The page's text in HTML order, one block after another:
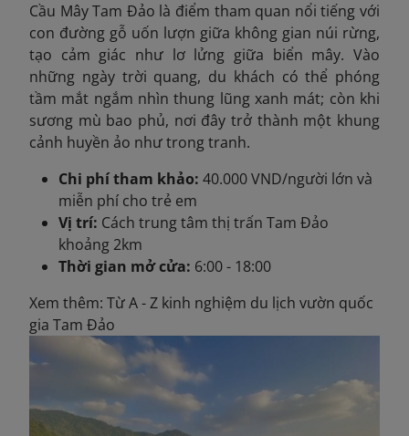
Cầu Mây Tam Đảo là điểm tham quan nổi tiếng với
con đường gỗ uốn lượn giữa không gian núi rừng,
tạo cảm giác như lơ lửng giữa biển mây. Vào
những ngày trời quang, du khách có thể phóng
tầm mắt ngắm nhìn thung lũng xanh mát; còn khi
sương mù bao phủ, nơi đây trở thành một khung
cảnh huyền ảo như trong tranh.
Chi phí tham khảo: 40.000 VND/người lớn và
miễn phí cho trẻ em
Vị trí: Cách trung tâm thị trấn Tam Đảo
khoảng 2km
Thời gian mở cửa: 6:00 - 18:00
Xem thêm: Từ A - Z kinh nghiệm du lịch vườn quốc
gia Tam Đảo